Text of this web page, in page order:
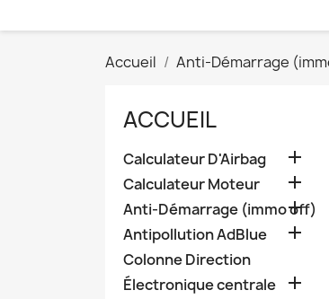
Accueil Anti-Démarrage
ACCUEIL
Calculateur D'Airbag 
Calculateur Moteur 
Anti-Démarrage (immo off)

Antipollution AdBlue 
Colonne Direction
Électronique centrale
